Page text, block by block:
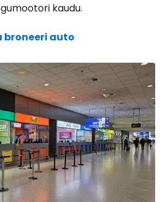
kaudu.
broneeri auto